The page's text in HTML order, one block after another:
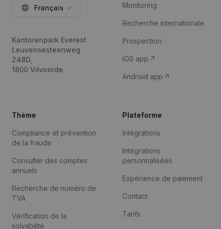
Français
Kantorenpark Everest
Leuvensesteenweg
248D,
1800 Vilvoorde
Monitoring
Recherche internationale
Prospection
iOS app
Android app
Thème
Compliance et prévention
de la fraude
Consulter des comptes
annuels
Recherche de numéro de
TVA
Vérification de la
solvabilité
Plateforme
Intégrations
Intégrations
personnalisées
Expérience de paiement
Contact
Tarifs